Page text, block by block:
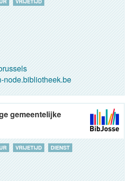
node.bibliotheek.be
gemeentelijke
VRIJETIJD DIENST